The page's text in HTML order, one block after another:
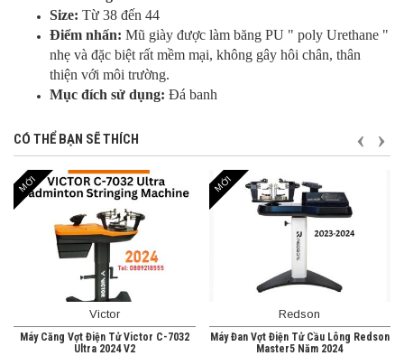
Size: Từ 38 đến 44
Điểm nhấn: Mũ giày được làm băng PU " poly Urethane "
nhẹ và đặc biệt rất mềm mại, không gây hôi chân, thân
thiện với môi trường.
Mục đích sử dụng: Đá banh
CÓ THỂ BẠN SẼ THÍCH
MỚI
Victor
Máy Căng Vợt Điện Tử Victor C-7032
Ultra 2024 V2
MỚI
Redson
Máy Đan Vợt Điện Tử Cầu Lông Redson
Master5 Năm 2024